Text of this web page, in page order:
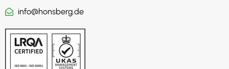
info@honsberg.de